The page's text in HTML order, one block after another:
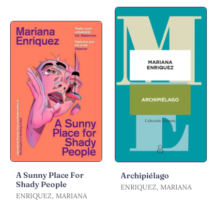
A Sunny Place For
Shady People
ENRIQUEZ, MARIANA
Archipiélago
ENRIQUEZ, MARIANA